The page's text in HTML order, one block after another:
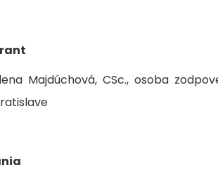
Majdúchová, CSc., osoba